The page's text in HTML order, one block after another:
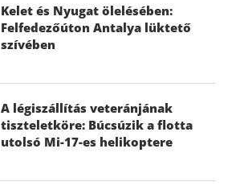
Kelet és Nyugat ölelésében:
Felfedezőúton Antalya lüktető
szívében
A légiszállítás veteránjának
tiszteletköre: Búcsúzik a flotta
utolsó Mi-17-es helikoptere